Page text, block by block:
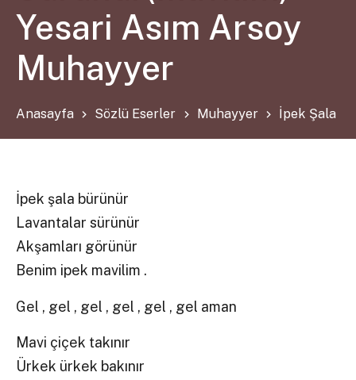
Yesari Asım Arsoy
Muhayyer
Anasayfa Sözlü Eserler Muhayyer İpek Şala
İpek şala bürünür
Lavantalar sürünür
Akşamları görünür
Benim ipek mavilim .
Gel , gel , gel , gel , gel , gel aman
Mavi çiçek takınır
Ürkek ürkek bakınır